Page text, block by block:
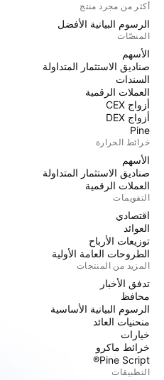
أكثر من مجرد منتج
الرسوم البيانية الأفضل
المنصّات
الأسهم
صناديق الاستثمار المتداولة
السندات
العملات الرقمية
أزواج CEX
أزواج DEX
Pine
خرائط الحرارة
الأسهم
صناديق الاستثمار المتداولة
العملات الرقمية
التقويمات
اقتصادي
العوائد
توزيعات الأرباح
الطروحات العامة الأولية
المزيد من المنتجات
تدفق الأخبار
محافظ
الرسوم البيانية الأساسية
منحنيات العائد
خيارات
خرائط ماكرو
Pine Script®
التطبيقات